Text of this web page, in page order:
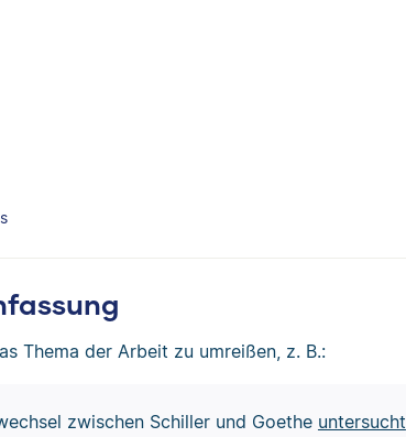
Thema der Arbeit zu umreißen, z. B.:
zwischen Schiller und Goethe untersucht